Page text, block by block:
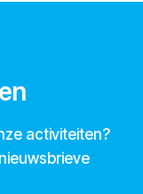
activiteiten?